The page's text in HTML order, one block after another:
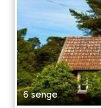
6 senge